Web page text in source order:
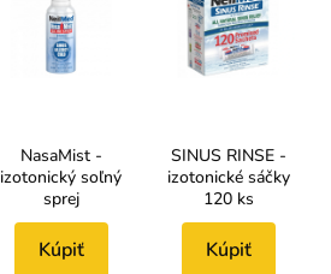
NasaMist -
izotonický soľný
sprej
Kúpiť
SINUS RINSE -
izotonické sáčky
120 ks
Kúpiť